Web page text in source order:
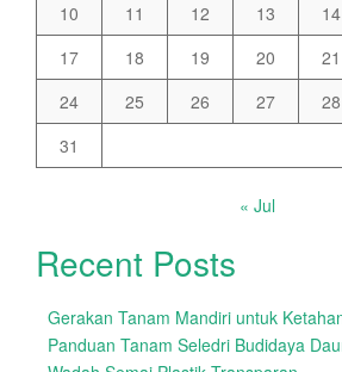
10
11 12 13 14
17
18 19 20 21
24
25 26 27 28
31
« Jul
Recent Posts
Gerakan Tanam Mandiri untuk
Panduan Tanam Seledri Budidaya